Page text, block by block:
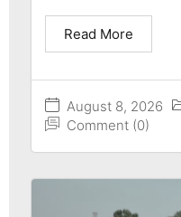
August 8, 2026
Comment (0)
Read More